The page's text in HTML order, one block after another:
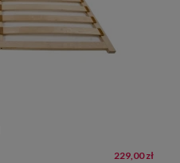
229,00 zł